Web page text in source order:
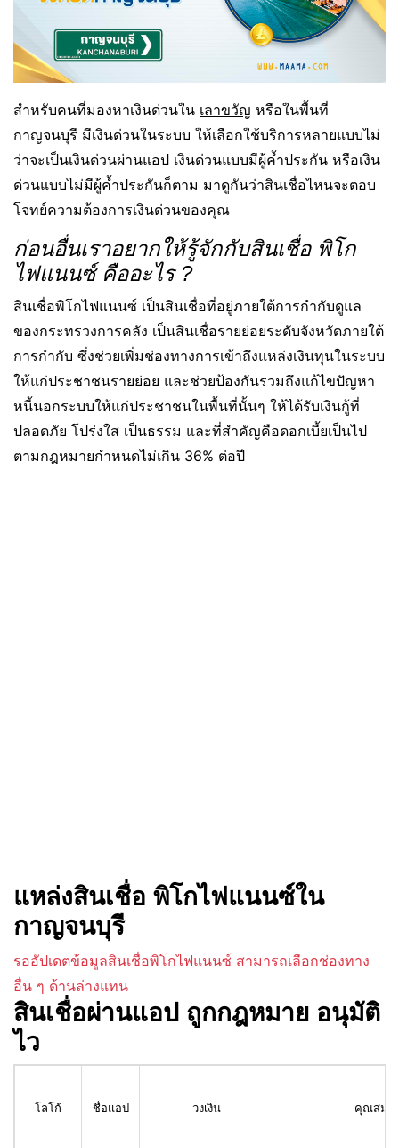
สำหรับคนที่มองหาเงินด่วนใน เลาขวัญ หรือในพื้นที่
กาญจนบุรี มีเงินด่วนในระบบ ให้เลือกใช้บริการหลายแบบไม่
ว่าจะเป็นเงินด่วนผ่านแอป เงินด่วนแบบมีผู้ค้ำประกัน หรือเงิน
ด่วนแบบไม่มีผู้ค้ำประกันก็ตาม มาดูกันว่าสินเชื่อไหนจะตอบ
โจทย์ความต้องการเงินด่วนของคุณ
ก่อนอื่นเราอยากให้รู้จักกับสินเชื่อ พิโก
ไฟแนนซ์ คืออะไร ?
สินเชื่อพิโกไฟแนนซ์ เป็นสินเชื่อที่อยู่ภายใต้การกำกับดูแล
ของกระทรวงการคลัง เป็นสินเชื่อรายย่อยระดับจังหวัดภายใต้
การกำกับ ซึ่งช่วยเพิ่มช่องทางการเข้าถึงแหล่งเงินทุนในระบบ
ให้แก่ประชาชนรายย่อย และช่วยป้องกันรวมถึงแก้ไขปัญหา
หนี้นอกระบบให้แก่ประชาชนในพื้นที่นั้นๆ ให้ได้รับเงินกู้ที่
ปลอดภัย โปร่งใส เป็นธรรม และที่สำคัญคือดอกเบี้ยเป็นไป
ตามกฎหมายกำหนดไม่เกิน 36% ต่อปี
แหล่งสินเชื่อ พิโกไฟแนนซ์ใน
กาญจนบุรี
รออัปเดตข้อมูลสินเชื่อพิโกไฟแนนซ์ สามารถเลือกช่องทาง
อื่น ๆ ด้านล่างแทน
สินเชื่อผ่านแอป ถูกกฎหมาย อนุมัติ
ไว
โลโก้ ชื่อแอป วงเงิน คุณสมบั